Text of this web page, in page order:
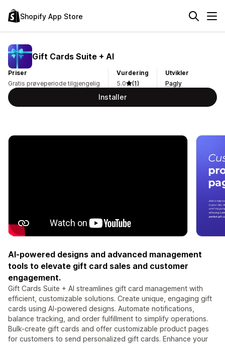
Shopify App Store
Gift Cards Suite + AI
Priser
Gratis prøveperiode tilgjengelig
Vurdering
5.0
(1)
Utvikler
Pagly
Installer
AI-powered designs and advanced management
tools to elevate gift card sales and customer
engagement.
Gift Cards Suite + AI streamlines gift card management with
efficient, customizable solutions. Create unique, engaging gift
cards using AI-powered designs. Automate notifications,
balance tracking, and order fulfillment to simplify operations.
Bulk-create gift cards and offer customizable product pages
for customers to send personalized gift cards. Enhance your